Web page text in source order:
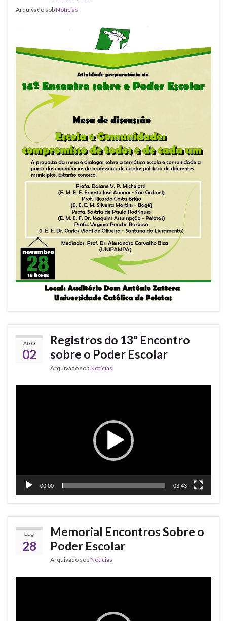
Arquivado sobNotícias
AGO
02
Registros do 13º Encontro
sobre o Poder Escolar
Arquivado sobNotícias
00:00 03:43
FEV
28
Memorial Encontros Sobre o
Poder Escolar
Arquivado sobNotícias